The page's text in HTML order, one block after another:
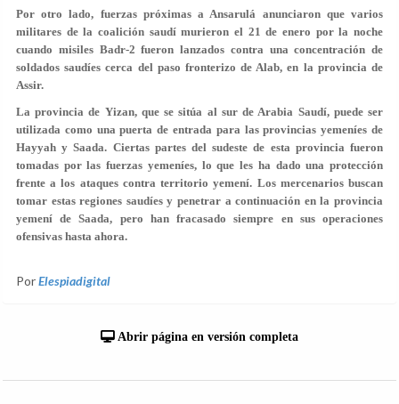
Por otro lado, fuerzas próximas a Ansarulá anunciaron que varios
militares de la coalición saudí murieron el 21 de enero por la noche
cuando misiles Badr-2 fueron lanzados contra una concentración de
soldados saudíes cerca del paso fronterizo de Alab, en la provincia de
Assir.
La provincia de Yizan, que se sitúa al sur de Arabia Saudí, puede ser
utilizada como una puerta de entrada para las provincias yemeníes de
Hayyah y Saada. Ciertas partes del sudeste de esta provincia fueron
tomadas por las fuerzas yemeníes, lo que les ha dado una protección
frente a los ataques contra territorio yemení. Los mercenarios buscan
tomar estas regiones saudíes y penetrar a continuación en la provincia
yemení de Saada, pero han fracasado siempre en sus operaciones
ofensivas hasta ahora.
PorElespiadigital
Abrir página en versión completa